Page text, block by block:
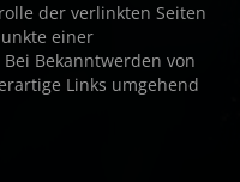
der verlinkten Seiten
einer
Bekanntwerden von
Links umgehend